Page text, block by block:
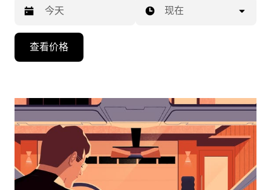
向
头
浏
日
现在
查看价格